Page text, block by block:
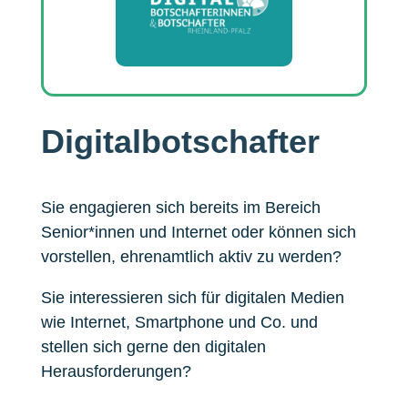
Digitalbotschafter
Sie engagieren sich bereits im Bereich
Senior*innen und Internet oder können sich
vorstellen, ehrenamtlich aktiv zu werden?
Sie interessieren sich für digitalen Medien
wie Internet, Smartphone und Co. und
stellen sich gerne den digitalen
Herausforderungen?